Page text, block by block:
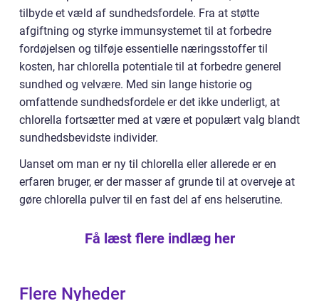
tilbyde et væld af sundhedsfordele. Fra at støtte
afgiftning og styrke immunsystemet til at forbedre
fordøjelsen og tilføje essentielle næringsstoffer til
kosten, har chlorella potentiale til at forbedre generel
sundhed og velvære. Med sin lange historie og
omfattende sundhedsfordele er det ikke underligt, at
chlorella fortsætter med at være et populært valg blandt
sundhedsbevidste individer.
Uanset om man er ny til chlorella eller allerede er en
erfaren bruger, er der masser af grunde til at overveje at
gøre chlorella pulver til en fast del af ens helserutine.
Få læst flere indlæg her
Flere Nyheder